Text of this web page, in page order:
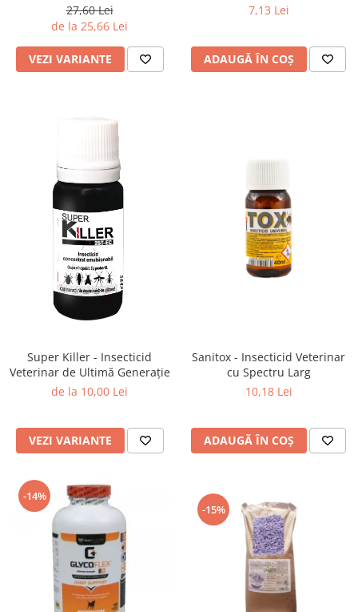
27,60 Lei
de la 25,66 Lei
VEZI VARIANTE
7,13 Lei
ADAUGĂ ÎN COȘ
Super Killer - Insecticid
Veterinar de Ultimă Generație
de la 10,00 Lei
VEZI VARIANTE
Sanitox - Insecticid Veterinar
cu Spectru Larg
10,18 Lei
ADAUGĂ ÎN COȘ
-14%
-15%